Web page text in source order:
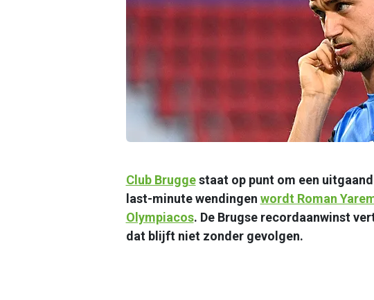
Club Bruggestaat op punt om een
last-minute wendingen wordt Roman
Olympiacos. De Brugse recordaanwinst
dat blijft niet zonder gevolgen.